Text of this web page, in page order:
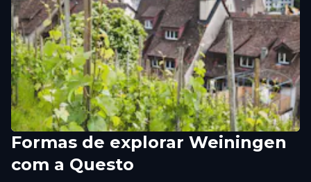
Up the Vineyard
Weiningen, Switzerland
Formas de explorar Weiningen
com a Questo